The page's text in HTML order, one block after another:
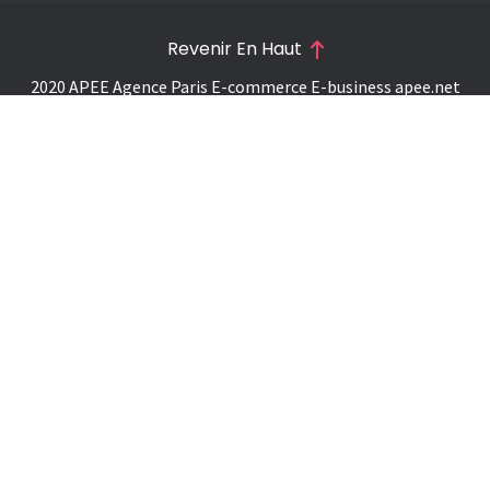
2020 APEE Agence Paris E-commerce E-business apee.net
Revenir En Haut